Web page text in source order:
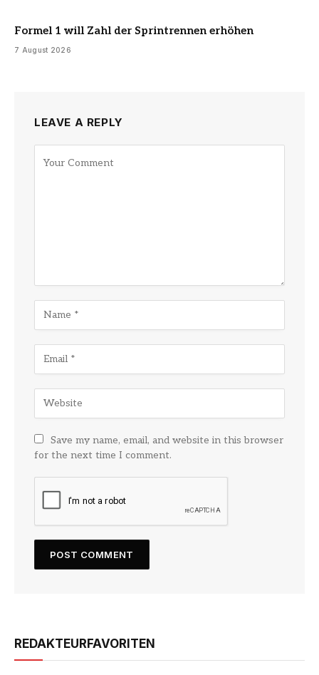
Formel 1 will Zahl der Sprintrennen erhöhen
7 August 2026
LEAVE A REPLY
Save my name, email, and website in this browser
for the next time I comment.
REDAKTEURFAVORITEN